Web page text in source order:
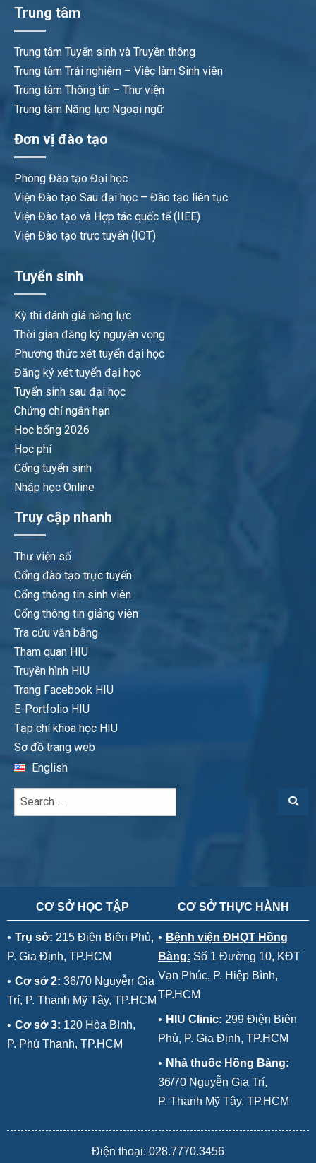
Trung tâm
Trung tâm Tuyển sinh và Truyền thông
Trung tâm Trải nghiệm – Việc làm Sinh viên
Trung tâm Thông tin – Thư viện
Trung tâm Năng lực Ngoại ngữ
Đơn vị đào tạo
Phòng Đào tạo Đại học
Viện Đào tạo Sau đại học – Đào tạo liên tục
Viện Đào tạo và Hợp tác quốc tế (IIEE)
Viện Đào tạo trực tuyến (IOT)
Tuyển sinh
Kỳ thi đánh giá năng lực
Thời gian đăng ký nguyện vọng
Phương thức xét tuyển đại học
Đăng ký xét tuyển đại học
Tuyển sinh sau đại học
Chứng chỉ ngắn hạn
Học bổng 2026
Học phí
Cổng tuyển sinh
Nhập học Online
Truy cập nhanh
Thư viện số
Cổng đào tạo trực tuyến
Cổng thông tin sinh viên
Cổng thông tin giảng viên
Tra cứu văn bằng
Tham quan HIU
Truyền hình HIU
Trang Facebook HIU
E-Portfolio HIU
Tạp chí khoa học HIU
Sơ đồ trang web
English
CƠ SỞ HỌC TẬP
• Trụ sở: 215 Điện Biên Phủ,
P. Gia Định, TP.HCM
• Cơ sở 2: 36/70 Nguyễn Gia
Trí, P. Thạnh Mỹ Tây, TP.HCM
• Cơ sở 3: 120 Hòa Bình,
P. Phú Thạnh, TP.HCM
CƠ SỞ THỰC HÀNH
• Bệnh viện ĐHQT Hồng
Bàng: Số 1 Đường 10, KĐT
Vạn Phúc, P. Hiệp Bình,
TP.HCM
• HIU Clinic: 299 Điện Biên
Phủ, P. Gia Định, TP.HCM
• Nhà thuốc Hồng Bàng:
36/70 Nguyễn Gia Trí,
P. Thạnh Mỹ Tây, TP.HCM
Điện thoại: 028.7770.3456